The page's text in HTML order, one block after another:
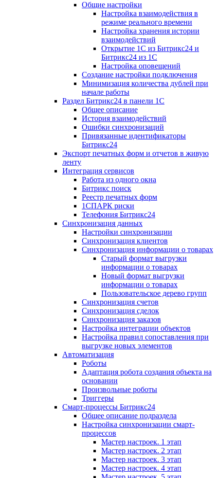
Общие настройки
Настройка взаимодействия в
режиме реального времени
Настройка хранения истории
взаимодействий
Открытие 1С из Битрикс24 и
Битрикс24 из 1С
Настройка оповещений
Создание настройки подключения
Минимизация количества дублей при
начале работы
Раздел Битрикс24 в панели 1С
Общее описание
История взаимодействий
Ошибки синхронизаций
Привязанные идентификаторы
Битрикс24
Экспорт печатных форм и отчетов в живую
ленту
Интеграция сервисов
Работа из одного окна
Битрикс поиск
Реестр печатных форм
1СПАРК риски
Телефония Битрикс24
Синхронизация данных
Настройки синхронизации
Синхронизация клиентов
Синхронизация информации о товарах
Старый формат выгрузки
информации о товарах
Новый формат выгрузки
информации о товарах
Пользовательское дерево групп
Синхронизация счетов
Синхронизация сделок
Синхронизация заказов
Настройка интеграции объектов
Настройка правил сопоставления при
выгрузке новых элементов
Автоматизация
Роботы
Адаптация робота создания объекта на
основании
Произвольные роботы
Триггеры
Смарт-процессы Битрикс24
Общее описание подраздела
Настройка синхронизации смарт-
процессов
Мастер настроек. 1 этап
Мастер настроек. 2 этап
Мастер настроек. 3 этап
Мастер настроек. 4 этап